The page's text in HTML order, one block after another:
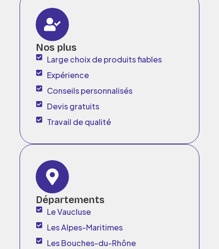
Nos plus
Large choix de produits fiables
Expérience
Conseils personnalisés
Devis gratuits
Travail de qualité
Départements
Le Vaucluse
Les Alpes-Maritimes
Les Bouches-du-Rhône